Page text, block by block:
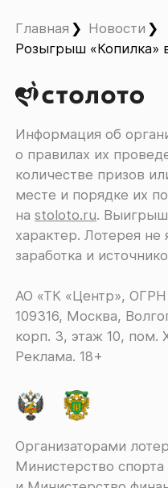
Главная
Новости
Розыгрыш «Копилка»
Информация об
о правилах их
количестве призов
месте и порядке их
наstoloto.ru.
характер. Лотерея не
заработка и
АО «ТК «Центр», ОГРН
109316, Москва,
корп. 3, этаж 10, пом.
Реклама. 18+
Организаторами
Министерство